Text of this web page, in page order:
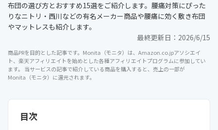
布団の選び方とおすすめ15選をご紹介します。腰痛対策にぴった
りなニトリ・西川などの有名メーカー商品や腰痛に効く敷き布団
やマットレスも紹介します。
最終更新日： 2026/6/15
商品PRを目的とした記事です。Monita（モニタ）は、Amazon.co.jpアソシエイ
ト、楽天アフィリエイトを始めとした各種アフィリエイトプログラムに参加してい
ます。 当サービスの記事で紹介している商品を購入すると、売上の一部が
Monita（モニタ）に還元されます。
目次